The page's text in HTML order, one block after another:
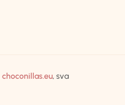
choconillas.eu, sva